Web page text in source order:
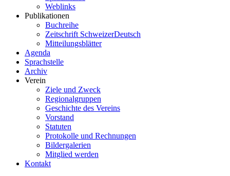
Weblinks
Publikationen
Buchreihe
Zeitschrift SchweizerDeutsch
Mitteilungsblätter
Agenda
Sprachstelle
Archiv
Verein
Ziele und Zweck
Regionalgruppen
Geschichte des Vereins
Vorstand
Statuten
Protokolle und Rechnungen
Bildergalerien
Mitglied werden
Kontakt